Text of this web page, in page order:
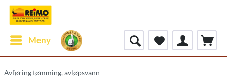
Meny
Avføring tømming, avløpsvann